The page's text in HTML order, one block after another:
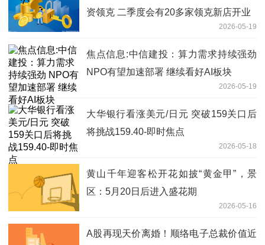
资领克 二季度会有20多家领克新店开业
2026-05-19
焦点信息:中信建投：算力需求持续强劲
NPO有望加速部署 继续看好AI板块
2026-05-19
大华银行看涨美元/日元 突破159关口后
将挑战159.40-即时焦点
2026-05-18
黄山千年迎客松开花如披“黄金甲”，景
区：5月20日后进入盛花期
2026-05-16
A股再现天价离婚！顺络电子总裁价值近